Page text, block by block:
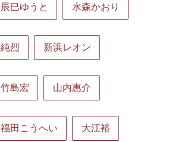
辰巳ゆうと 水森かおり
純烈 新浜レオン
竹島宏 山内惠介
福田こうへい 大江裕